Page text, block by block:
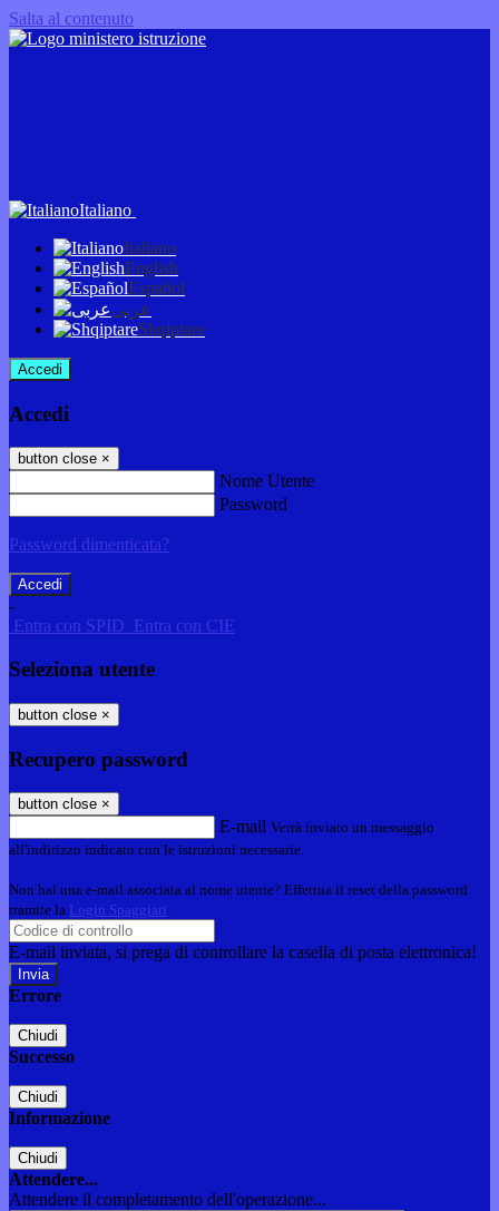
Salta al contenuto
Italiano
Italiano
English
Español
عربى
Shqiptare
Accedi
Accedi
button close ×
Nome Utente
Password
Password dimenticata?
-
Entra con SPID Entra con CIE
Seleziona utente
button close ×
Recupero password
button close ×
E-mail Verrà inviato un messaggio
all'indirizzo indicato con le istruzioni necessarie.
Non hai una e-mail associata al nome utente? Effettua il reset della password
tramite la Login Spaggiari
E-mail inviata, si prega di controllare la casella di posta elettronica!
Errore
Chiudi
Successo
Chiudi
Informazione
Chiudi
Attendere...
Attendere il completamento dell'operazione...